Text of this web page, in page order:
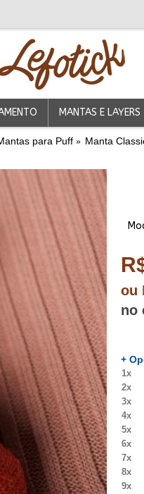
MANTAS E LAYERS
para Puff Manta
ou
no
+
1x
2x
3x
4x
5x
6x
7x
8x
9x